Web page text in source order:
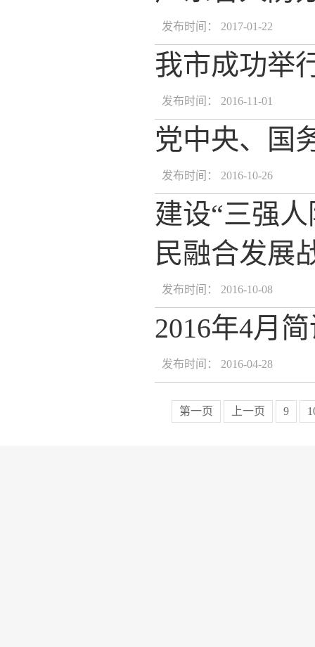
发布时间： 2017-01-22
我市成功举
发布时间： 2016-11-01
党中央、国
发布时间： 2016-10-26
建设“三强
民融合发展
发布时间： 2016-10-08
2016年4月
发布时间： 2016-04-28
第一页 上一页 9